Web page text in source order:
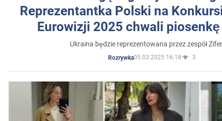
Reprezentantka Polski na
Eurowizji 2025 chwali
Ukraina będzie reprezentowana przez zespół
Rozrywka05.03.2025 16:18 3